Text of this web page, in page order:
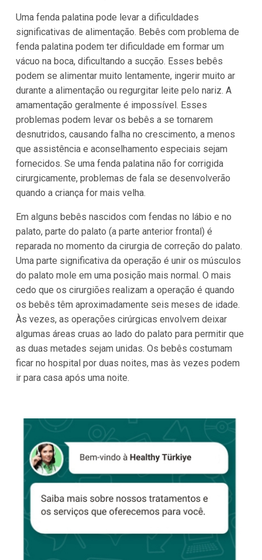
Uma fenda palatina pode levar a dificuldades
significativas de alimentação. Bebês com problema de
fenda palatina podem ter dificuldade em formar um
vácuo na boca, dificultando a sucção. Esses bebês
podem se alimentar muito lentamente, ingerir muito ar
durante a alimentação ou regurgitar leite pelo nariz. A
amamentação geralmente é impossível. Esses
problemas podem levar os bebês a se tornarem
desnutridos, causando falha no crescimento, a menos
que assistência e aconselhamento especiais sejam
fornecidos. Se uma fenda palatina não for corrigida
cirurgicamente, problemas de fala se desenvolverão
quando a criança for mais velha.
Em alguns bebês nascidos com fendas no lábio e no
palato, parte do palato (a parte anterior frontal) é
reparada no momento da cirurgia de correção do palato.
Uma parte significativa da operação é unir os músculos
do palato mole em uma posição mais normal. O mais
cedo que os cirurgiões realizam a operação é quando
os bebês têm aproximadamente seis meses de idade.
Às vezes, as operações cirúrgicas envolvem deixar
algumas áreas cruas ao lado do palato para permitir que
as duas metades sejam unidas. Os bebês costumam
ficar no hospital por duas noites, mas às vezes podem
ir para casa após uma noite.